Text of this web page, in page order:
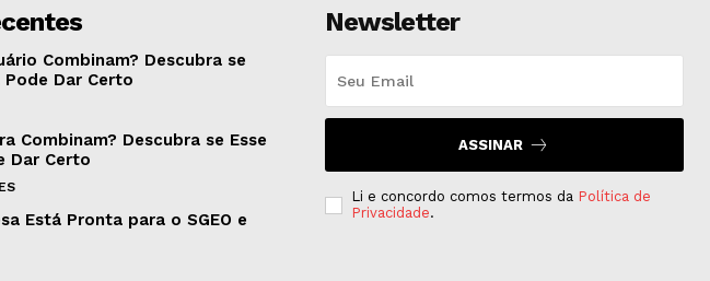
Combinam? Descubra se
Pode Dar Certo
Combinam? Descubra se Esse
Dar Certo
Está Pronta para o SGEO e
Newsletter
ASSINAR
Li e concordo comos termos da Política de
Privacidade.